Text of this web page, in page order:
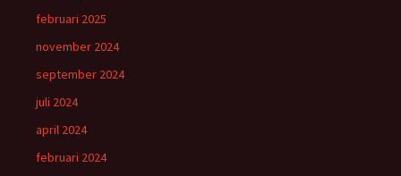
februari 2025
november 2024
september 2024
juli 2024
april 2024
februari 2024